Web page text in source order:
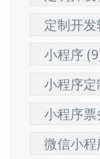
定制开
小程序
小程序
小程序
微信小程